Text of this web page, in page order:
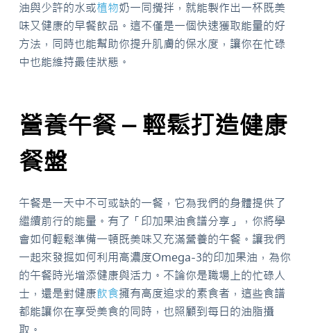
油與少許的水或植物奶一同攪拌，就能製作出一杯既美
味又健康的早餐飲品。這不僅是一個快速獲取能量的好
方法，同時也能幫助你提升肌膚的保水度，讓你在忙碌
中也能維持最佳狀態。
營養午餐 – 輕鬆打造健康
餐盤
午餐是一天中不可或缺的一餐，它為我們的身體提供了
繼續前行的能量。有了「印加果油食譜分享」，你將學
會如何輕鬆準備一頓既美味又充滿營養的午餐。讓我們
一起來發掘如何利用高濃度Omega-3的印加果油，為你
的午餐時光增添健康與活力。不論你是職場上的忙碌人
士，還是對健康飲食擁有高度追求的素食者，這些食譜
都能讓你在享受美食的同時，也照顧到每日的油脂攝
取。